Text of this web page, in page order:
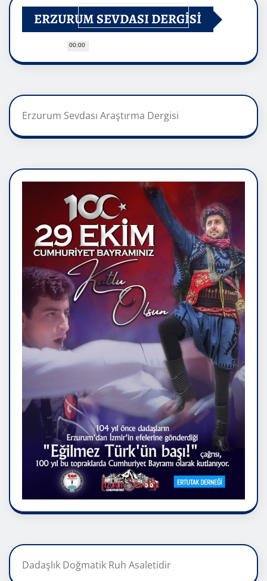
00:00
ERZURUM SEVDASI DERGİSİ
Erzurum Sevdası Araştırma Dergisi
Dadaşlık Doğmatik Ruh Asaletidir